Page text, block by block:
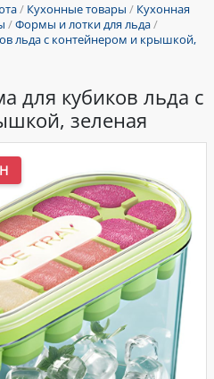
/ Кухонные товары / Кухонная
/Формы и лотки для льда/
льда с контейнером и крышкой,
для кубиков льда с
зеленая